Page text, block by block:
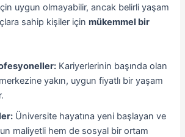
uygun olmayabilir, ancak belirli yaşam
sahip kişiler içinmükemmel bir
Kariyerlerinin başında olan
yakın, uygun fiyatlı bir yaşam
Üniversite hayatına yeni başlayan ve
maliyetli hem de sosyal bir ortam